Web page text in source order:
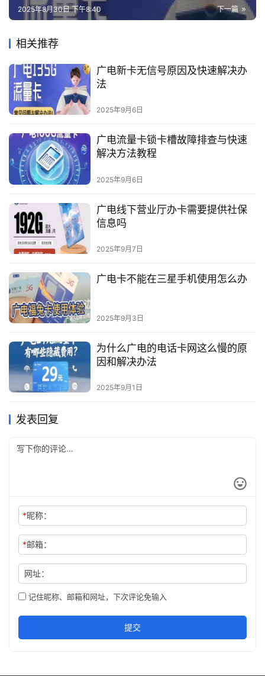
下一篇
2025年8月30日 下午8:40
相关推荐
广电新卡无信号原因及快速解决办
法
2025年9月6日
广电流量卡锁卡槽故障排查与快速
解决方法教程
2025年9月6日
广电线下营业厅办卡需要提供社保
信息吗
2025年9月7日
广电卡不能在三星手机使用怎么办
2025年9月3日
为什么广电的电话卡网这么慢的原
因和解决办法
2025年9月1日
发表回复
*昵称：
*邮箱：
网址：
记住昵称、邮箱和网址，下次评论免输入
提交